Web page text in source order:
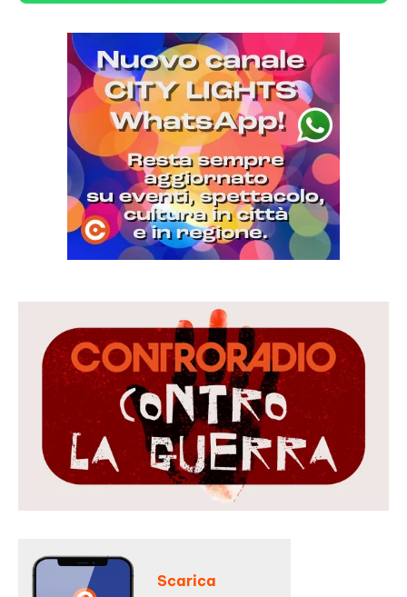
Scarica